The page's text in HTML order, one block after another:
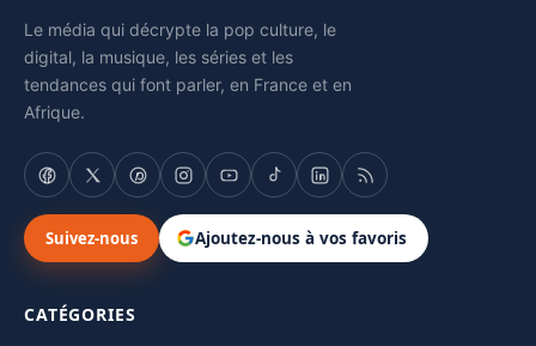
Le média qui décrypte la pop culture, le
digital, la musique, les séries et les
tendances qui font parler, en France et en
Afrique.
Suivez-nous Ajoutez-nous à vos favoris
CATÉGORIES